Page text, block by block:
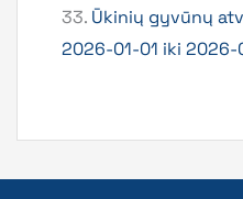
33. Ūkinių gyvūnų
2026-01-01 iki